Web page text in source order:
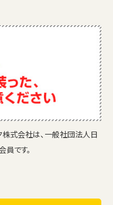
株式会社は、一般社団法人日
です。